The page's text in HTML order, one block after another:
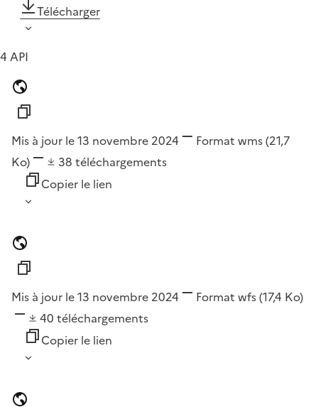
Télécharger
4 API
Mis à jour le 13 novembre 2024 Format wms(21,7
Ko)
38 téléchargements
Copier le lien
Mis à jour le 13 novembre 2024 Format wfs(17,4 Ko)
40 téléchargements
Copier le lien